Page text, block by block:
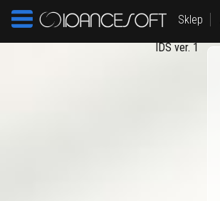
Sklep
IDS ver. 1